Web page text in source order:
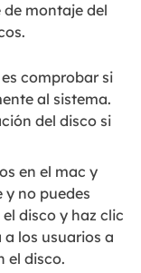
montaje del
comprobar si
al sistema.
del disco si
en el mac y
y no puedes
disco y haz clic
los usuarios a
el disco.